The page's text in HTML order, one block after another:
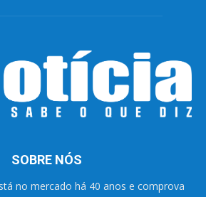
SOBRE NÓS
no mercado há 40 anos e comprova